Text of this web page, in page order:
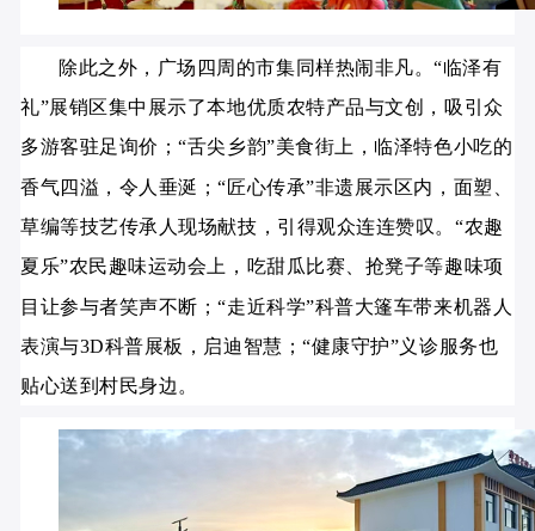
除此之外，广场四周的市集同样热闹非凡。“临泽有
礼”展销区集中展示了本地优质农特产品与文创，吸引众
多游客驻足询价；“舌尖乡韵”美食街上，临泽特色小吃的
香气四溢，令人垂涎；“匠心传承”非遗展示区内，面塑、
草编等技艺传承人现场献技，引得观众连连赞叹。“农趣
夏乐”农民趣味运动会上，吃甜瓜比赛、抢凳子等趣味项
目让参与者笑声不断；“走近科学”科普大篷车带来机器人
表演与3D科普展板，启迪智慧；“健康守护”义诊服务也
贴心送到村民身边。